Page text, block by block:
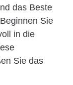
das Beste
Sie
in die
Sie das